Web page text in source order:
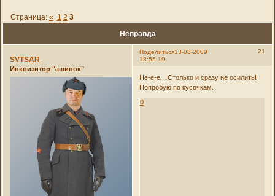
Неправда
Страница: « 1 2 3
Поделиться 21
13-08-2009
18:55:19
SVTSAR
Инквизитор "ашипок"
Не-е-е... Столько и сразу не осилить!
Попробую по кусочкам.
0